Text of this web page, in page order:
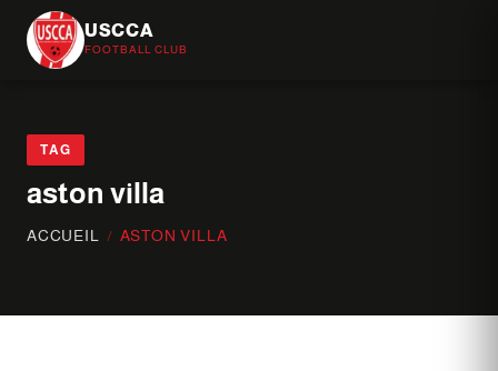
USCCA
FOOTBALL CLUB
TAG
aston villa
ACCUEIL / ASTON VILLA